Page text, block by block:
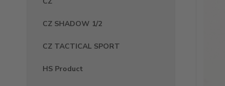
CZ SHADOW 1/2
CZ TACTICAL SPORT
HS Product